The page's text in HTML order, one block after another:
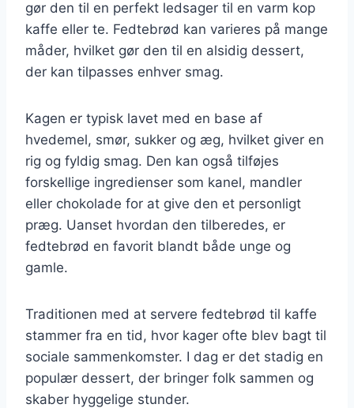
gør den til en perfekt ledsager til en varm kop
kaffe eller te. Fedtebrød kan varieres på mange
måder, hvilket gør den til en alsidig dessert,
der kan tilpasses enhver smag.
Kagen er typisk lavet med en base af
hvedemel, smør, sukker og æg, hvilket giver en
rig og fyldig smag. Den kan også tilføjes
forskellige ingredienser som kanel, mandler
eller chokolade for at give den et personligt
præg. Uanset hvordan den tilberedes, er
fedtebrød en favorit blandt både unge og
gamle.
Traditionen med at servere fedtebrød til kaffe
stammer fra en tid, hvor kager ofte blev bagt til
sociale sammenkomster. I dag er det stadig en
populær dessert, der bringer folk sammen og
skaber hyggelige stunder.